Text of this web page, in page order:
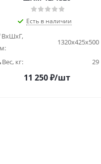
Есть в наличии
ВxШxГ,
1320х425х500
Вес, кг: 29
11 250₽/шт